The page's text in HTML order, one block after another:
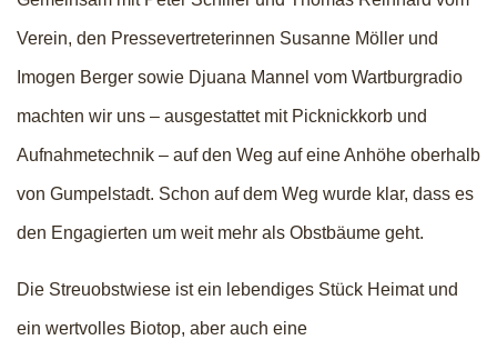
Verein, den Pressevertreterinnen Susanne Möller und
Imogen Berger sowie Djuana Mannel vom Wartburgradio
machten wir uns – ausgestattet mit Picknickkorb und
Aufnahmetechnik – auf den Weg auf eine Anhöhe oberhalb
von Gumpelstadt. Schon auf dem Weg wurde klar, dass es
den Engagierten um weit mehr als Obstbäume geht.
Die Streuobstwiese ist ein lebendiges Stück Heimat und
ein wertvolles Biotop, aber auch eine